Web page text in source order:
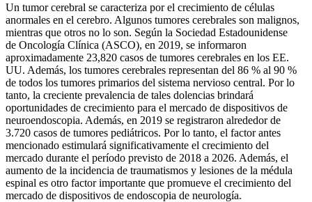
Un tumor cerebral se caracteriza por el crecimiento de células
anormales en el cerebro. Algunos tumores cerebrales son malignos,
mientras que otros no lo son. Según la Sociedad Estadounidense
de Oncología Clínica (ASCO), en 2019, se informaron
aproximadamente 23,820 casos de tumores cerebrales en los EE.
UU. Además, los tumores cerebrales representan del 86 % al 90 %
de todos los tumores primarios del sistema nervioso central. Por lo
tanto, la creciente prevalencia de tales dolencias brindará
oportunidades de crecimiento para el mercado de dispositivos de
neuroendoscopia. Además, en 2019 se registraron alrededor de
3.720 casos de tumores pediátricos. Por lo tanto, el factor antes
mencionado estimulará significativamente el crecimiento del
mercado durante el período previsto de 2018 a 2026. Además, el
aumento de la incidencia de traumatismos y lesiones de la médula
espinal es otro factor importante que promueve el crecimiento del
mercado de dispositivos de endoscopia de neurología.